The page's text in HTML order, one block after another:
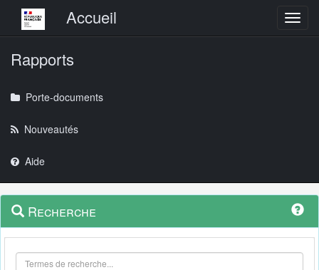
Menu principalAccueil
Rapports
Porte-documents
Nouveautés
Aide
Navigation
outils
Menu
contextuel
Recherche